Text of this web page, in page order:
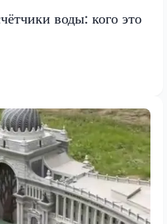
воды: кого это